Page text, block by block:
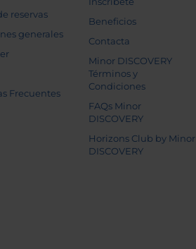
reservas
generales
Frecuentes
Beneficios
Contacta
Minor DISCOVERY
Términos y
Condiciones
FAQs Minor
DISCOVERY
Horizons Club by Minor
DISCOVERY